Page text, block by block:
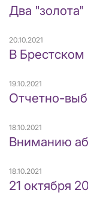
Два "золота"
20.10.2021
В Брестском
19.10.2021
Отчетно-
18.10.2021
Вниманию
18.10.2021
21 октября